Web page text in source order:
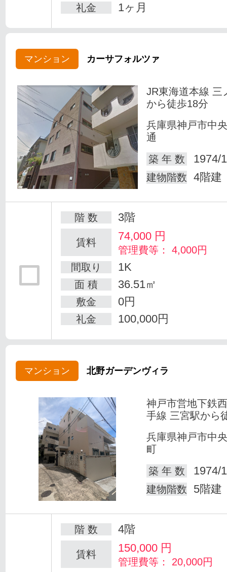
礼金 1ヶ月
マンション カーサフォルツァ
JR東海道本線 三
から徒歩18分
兵庫県神戸市中
通
築 年 数
1974/
建物階数 4階建
階 数 3階
賃料 74,000 円
管理費等： 4,000円
間取り
1K
面 積 36.51㎡
敷金 0円
礼金 100,000円
マンション 北野ガーデンヴィラ
神戸市営地下鉄
手線 三宮駅から
兵庫県神戸市中
町
築 年 数
1974/
建物階数 5階建
階 数 4階
賃料 150,000 円
管理費等： 20,000円